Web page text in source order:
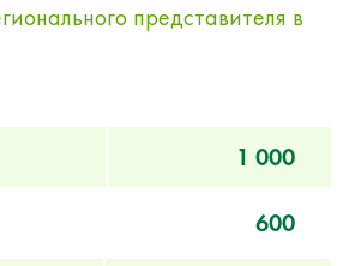
представителя в
1 000
600